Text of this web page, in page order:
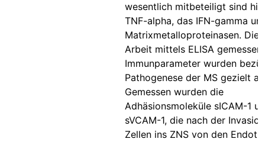
wesentlich mitbeteiligt sind
TNF-alpha, das IFN-gamma
Matrixmetalloproteinasen. Die
Arbeit mittels ELISA
Immunparameter wurden
Pathogenese der MS gezielt
Gemessen wurden die
Adhäsionsmoleküle sICAM-1
sVCAM-1, die nach der
Zellen ins ZNS von den